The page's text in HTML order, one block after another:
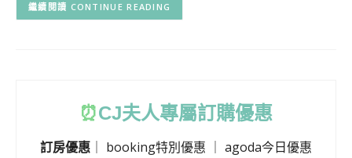
CONTINUE READING
⏰CJ夫人專屬訂購優惠
訂房優惠 booking特別優惠 agoda今日優惠